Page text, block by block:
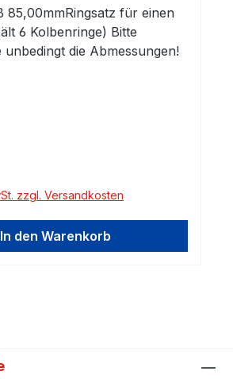
85,00mmRingsatz für einen
6 Kolbenringe) Bitte
unbedingt die Abmessungen!
zzgl. Versandkosten
In den Warenkorb